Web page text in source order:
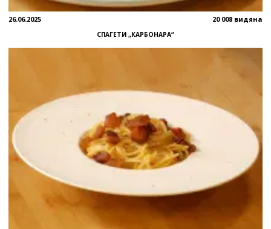
26.06.2025 20 008 видяна
СПАГЕТИ „КАРБОНАРА“